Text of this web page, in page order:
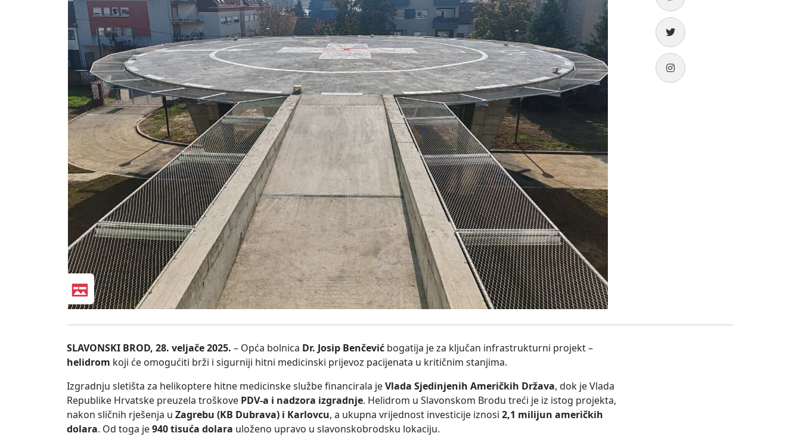
SLAVONSKI BROD, 28. veljače 2025. – Opća bolnica Dr. Josip Benčević bogatija je za ključan infrastrukturni projekt –
helidrom koji će omogućiti brži i sigurniji hitni medicinski prijevoz pacijenata u kritičnim stanjima.
Izgradnju sletišta za helikoptere hitne medicinske službe financirala jeVlada Sjedinjenih Američkih Država, dok je Vlada
Republike Hrvatske preuzela troškove PDV-a i nadzora izgradnje. Helidrom u Slavonskom Brodu treći je iz istog projekta,
nakon sličnih rješenja u Zagrebu (KB Dubrava) i Karlovcu, a ukupna vrijednost investicije iznosi 2,1 milijun američkih
dolara. Od toga je940 tisuća dolara uloženo upravo u slavonskobrodsku lokaciju.